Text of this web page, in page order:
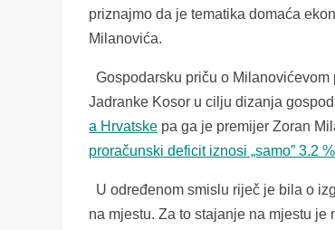
priznajmo da je tematika domaća
Milanovića.
Gospodarsku priču o
Jadranke Kosor u cilju dizanja
a Hrvatske pa ga je premijer Zoran
proračunski deficit iznosi „samo” 3.2 %
U određenom smislu riječ je bila o
na mjestu. Za to stajanje na mjestu